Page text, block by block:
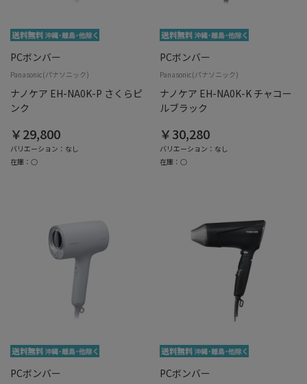
PCボンバー
Panasonic(パナソニック)
ナノケア EH-NA0K-P さくらピ
ンク
￥29,800
バリエーション：なし
在庫：○
PCボンバー
Panasonic(パナソニック)
ナノケア EH-NA0K-K チャコー
ルブラック
￥30,280
バリエーション：なし
在庫：○
PCボンバー PCボンバー